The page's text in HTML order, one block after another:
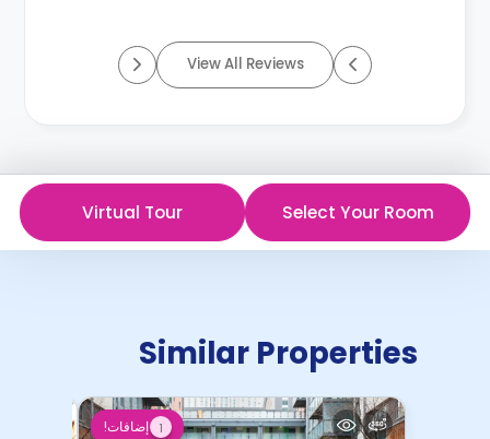
View All Reviews
Select Your Room
Virtual Tour
Similar Properties
1 إضافات!